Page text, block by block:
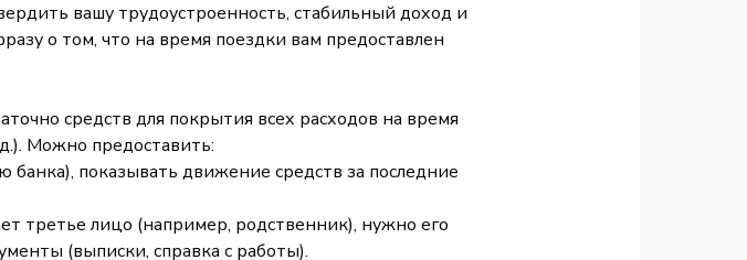
вашу трудоустроенность, стабильный доход и
о том, что на время поездки вам предоставлен
средств для покрытия всех расходов на время
Можно предоставить:
показывать движение средств за последние
третье лицо (например, родственник), нужно его
(выписки, справка с работы).